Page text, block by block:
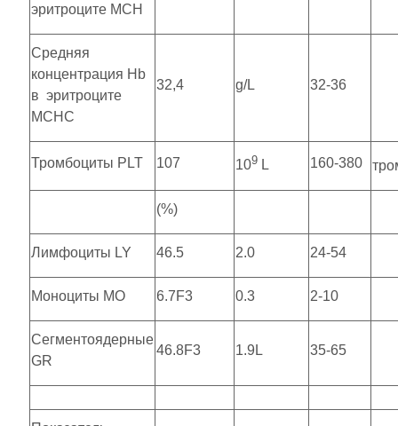
эритроците MCH
Средняя
концентрация Hb
в эритроците
MCHC
32,4 g/L 32-36
Тромбоциты PLT 107 109 L 160-380
(%)
Лимфоциты LY 46.5 2.0 24-54
Моноциты MO 6.7F3 0.3 2-10
Сегментоядерные
GR
46.8F3 1.9L 35-65